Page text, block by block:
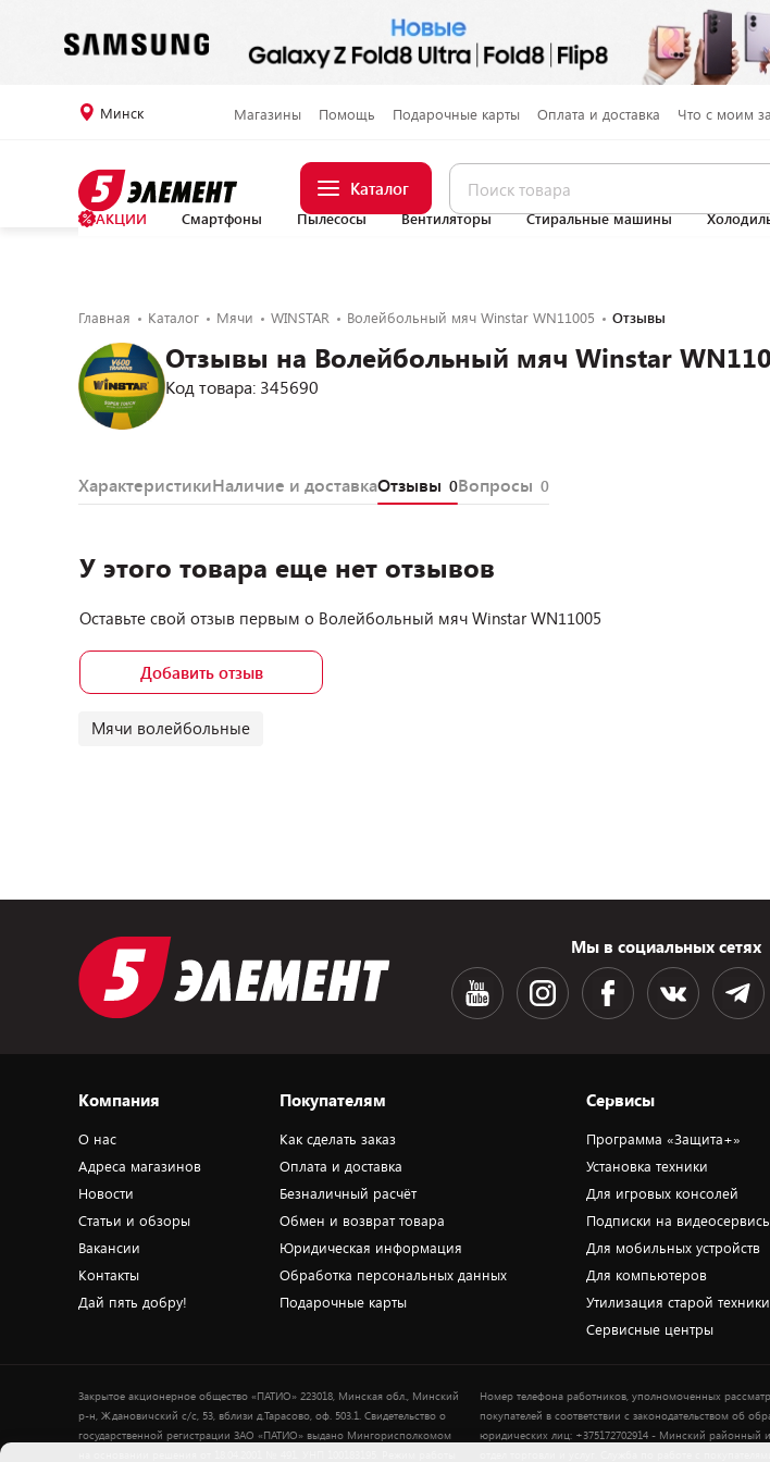
Минск Магазины Помощь Подарочные карты Оплата и доставка Что с моим
Каталог
АКЦИИ Смартфоны Пылесосы Вентиляторы Стиральные машины
Главная Каталог Мячи WINSTAR Волейбольный мяч Winstar WN11005 Отзывы
Отзывы на Волейбольный мяч Winstar
Код товара: 345690
ХарактеристикиНаличие и доставкаОтзывы 0Вопросы 0
У этого товара еще нет отзывов
Оставьте свой отзыв первым о Волейбольный мяч Winstar WN11005
Добавить отзыв
Мячи волейбольные
Мы в социальных сетях
Компания
О нас
Адреса магазинов
Новости
Статьи и обзоры
Вакансии
Контакты
Дай пять добру!
Покупателям
Как сделать заказ
Оплата и доставка
Безналичный расчёт
Обмен и возврат товара
Юридическая информация
Обработка персональных данных
Подарочные карты
Сервисы
Программа «Защита+»
Установка техники
Для игровых консолей
Подписки на
Для мобильных устройств
Для компьютеров
Утилизация старой техники
Сервисные центры
Закрытое акционерное общество «ПАТИО» 223018, Минская обл., Минский
р-н, Ждановичский с/с, 53, вблизи д.Тарасово, оф. 503.1. Свидетельство о
государственной регистрации ЗАО «ПАТИО» выдано Мингорисполкомом
Номер телефона работников, уполномоченных
покупателей в соответствии с законодательством об
юридических лиц: +375172702914 - Минский районный